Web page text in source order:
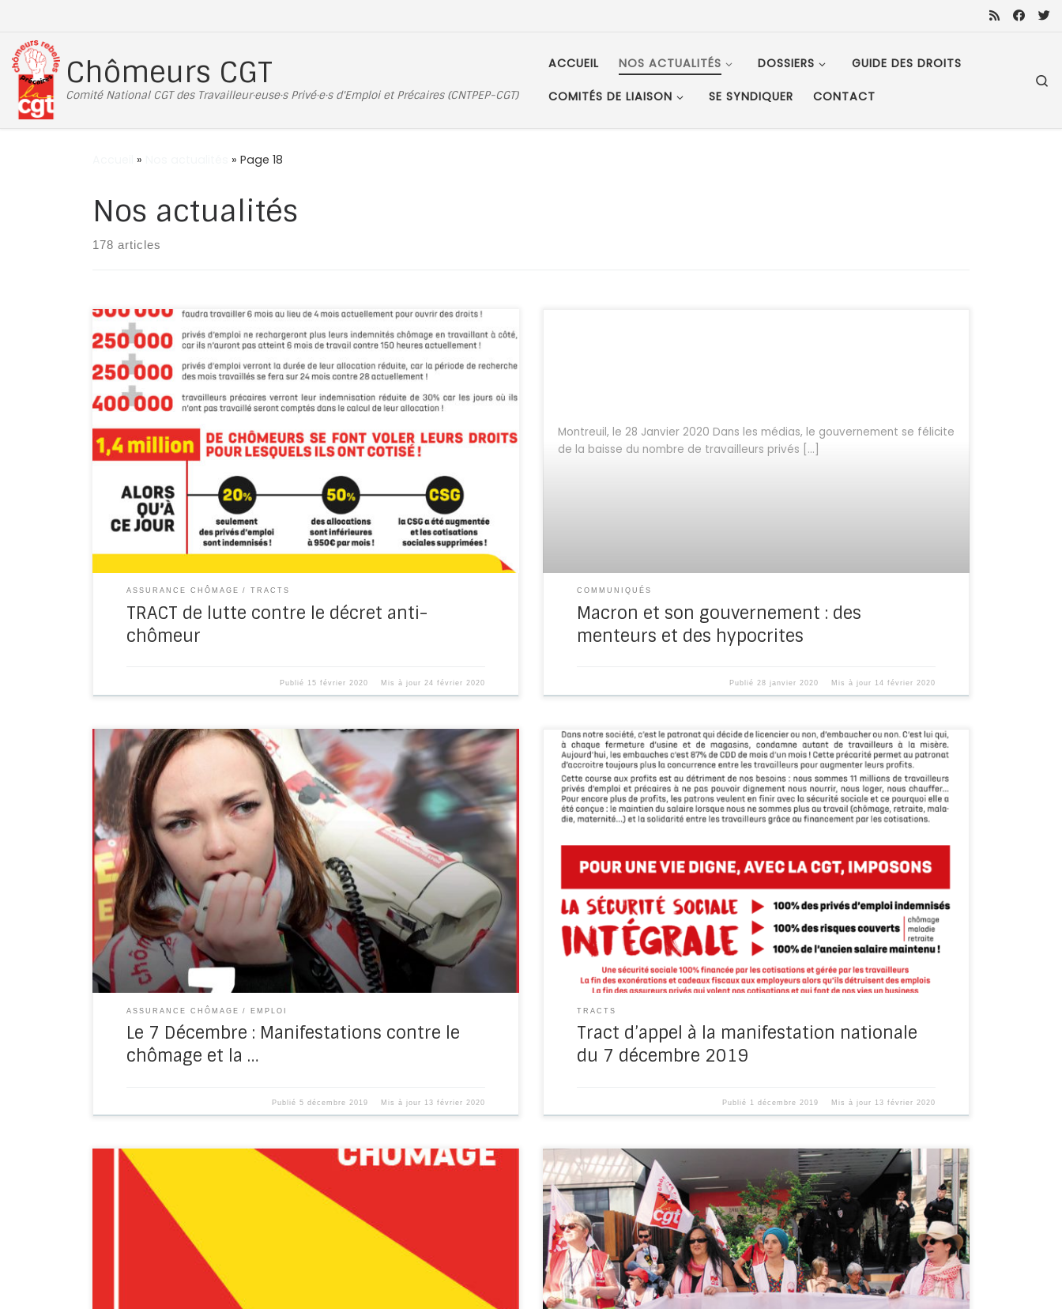
Chômeurs CGT
Comité National CGT des Travailleur·euse·s Privé·e·s d'Emploi et Précaires (CNTPEP-CGT)
ACCUEIL NOS ACTUALITÉS DOSSIERS GUIDE DES DROITS
COMITÉS DE LIAISON SE SYNDIQUER CONTACT
» » Page 18
Nos actualités
178 articles
En détruisant l’assurance-chômage, le gouvernement et les patrons
préfèrent éliminer les chômeurs plutôt qu’éliminer le chômage dont ils
sont responsables ! Les nouvelles règles imposées vont réduire le
montant de l’allocation chômage de 30% à 50% pour ceux qui restent.
ASSURANCE CHÔMAGE TRACTS
TRACT de lutte contre le décret anti-
chômeur
Publié 15 février 2020 Mis à jour24 février 2020
Montreuil, le 28 Janvier 2020 Dans les médias, le gouvernement se félicite
de la baisse du nombre de travailleurs privés […]
COMMUNIQUÉS
Macron et son gouvernement : des
menteurs et des hypocrites
Publié28 janvier 2020 Mis à jour 14 février 2020
Montreuil, le 5 Décembre 2019 Le 7 Décembre : Manifestations contre le
chômage et la précarité Pour une sécurité sociale […]
ASSURANCE CHÔMAGE EMPLOI
Le 7 Décembre : Manifestations contre le
chômage et la …
Publié5 décembre 2019 Mis à jour 13 février 2020
précarité, il faut en finir ! Dans notre société, c’est le patronat […]
TRACTS
Tract d’appel à la manifestation nationale
du 7 décembre 2019
Publié 1 décembre 2019 Mis à jour 13 février 2020
Montreuil, le 4 Novembre 2019 La chasse aux travailleurs privés d’emploi
et précaires s’intensifie : amplifions la lutte ! Au 1er Novembre : […]
Urgence sociale : la CGT exige 10 euros de plus par jour et par chômeur A
l’occasion d’une réunion du Conseil […]